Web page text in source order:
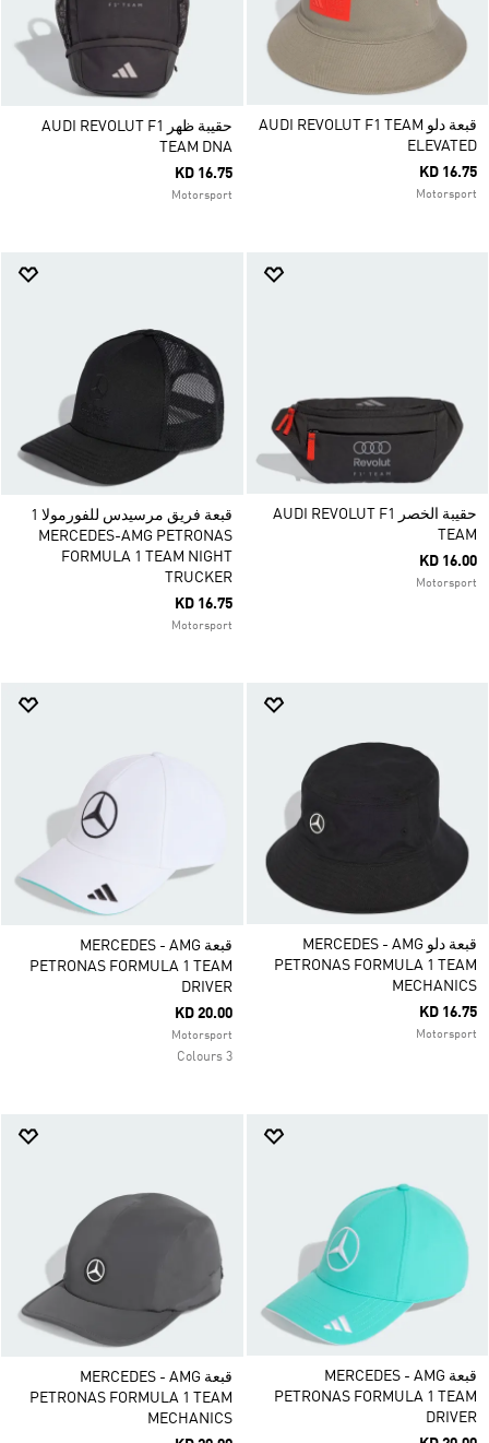
قبعة دلو AUDI REVOLUT F1 TEAM
ELEVATED
KD 16.75
Motorsport
حقيبة ظهر AUDI REVOLUT F1
TEAM DNA
KD 16.75
Motorsport
حقيبة الخصر AUDI REVOLUT F1
TEAM
KD 16.00
Motorsport
قبعة فريق مرسيدس للفورمولا 1
MERCEDES-AMG PETRONAS
FORMULA 1 TEAM NIGHT
TRUCKER
KD 16.75
Motorsport
قبعة دلو MERCEDES - AMG
PETRONAS FORMULA 1 TEAM
MECHANICS
KD 16.75
Motorsport
قبعة MERCEDES - AMG
PETRONAS FORMULA 1 TEAM
DRIVER
KD 20.00
Motorsport
3 Colours
قبعة MERCEDES - AMG
PETRONAS FORMULA 1 TEAM
DRIVER
قبعة MERCEDES - AMG
PETRONAS FORMULA 1 TEAM
MECHANICS